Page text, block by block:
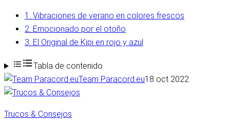
1. Vibraciones de verano en colores frescos
2. Emocionado por el otoño
3. El Original de Kipi en rojo y azul
Tabla de contenido
Team Paracord.eu18 oct 2022
Trucos & Consejos